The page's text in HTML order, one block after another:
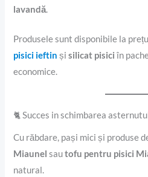
lavandă.
Produsele sunt disponibile la
pisici ieftinșisilicat pisici în
economice.
🐈 Succes in schimbarea
Cu răbdare, pași mici și produse
Miaunel sautofu pentru pisici
natural.